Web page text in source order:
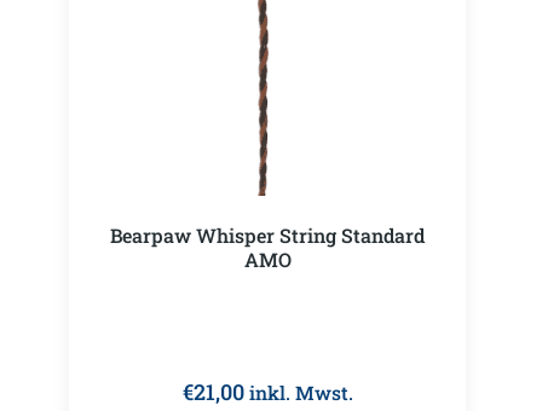
Bearpaw Whisper String Standard
AMO
€21,00 inkl. Mwst.